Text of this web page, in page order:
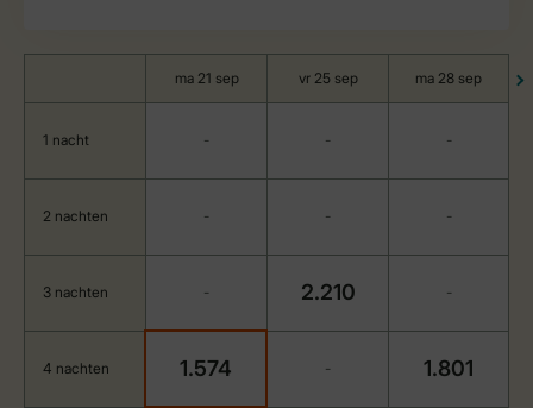
ma 21 sep vr 25 sep ma 28 sep
1 nacht - - -
2 nachten - - -
3 nachten - 2.210 -
4 nachten 1.574 - 1.801